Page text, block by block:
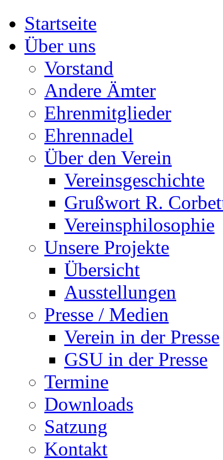
Startseite
Über uns
Vorstand
Andere Ämter
Ehrenmitglieder
Ehrennadel
Über den Verein
Vereinsgeschichte
Grußwort R.
Vereinsphilosophie
Unsere Projekte
Übersicht
Ausstellungen
Presse / Medien
Verein in der Presse
GSU in der Presse
Termine
Downloads
Satzung
Kontakt